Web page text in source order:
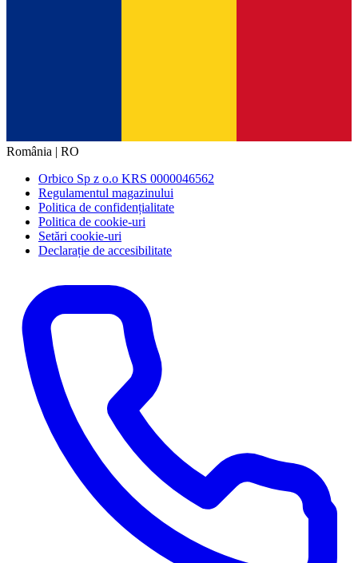
România | RO
Orbico Sp z o.o KRS 0000046562
Regulamentul magazinului
Politica de confidențialitate
Politica de cookie-uri
Setări cookie-uri
Declarație de accesibilitate